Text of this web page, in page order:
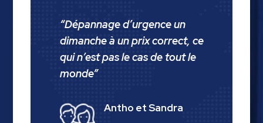
“Dépannage d’urgence un
dimanche à un prix correct, ce
qui n’est pas le cas de tout le
monde”
Antho et Sandra